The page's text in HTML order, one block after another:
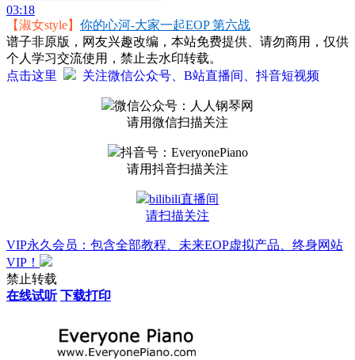
03:18
【淑女style】 你的心河-大家一起EOP 第六战
谱子非原版，网友兴趣改编，本站免费提供、请勿商用，仅供
个人学习交流使用，禁止去水印转载。
点击这里
关注微信公众号、B站直播间、抖音短视频
微信公众号：人人钢琴网
请用微信扫描关注
抖音号：EveryonePiano
请用抖音扫描关注
bilibili直播间
请扫描关注
VIP永久会员：包含全部教程、未来EOP虚拟产品、终身网站
VIP！
禁止转载
在线试听 下载打印